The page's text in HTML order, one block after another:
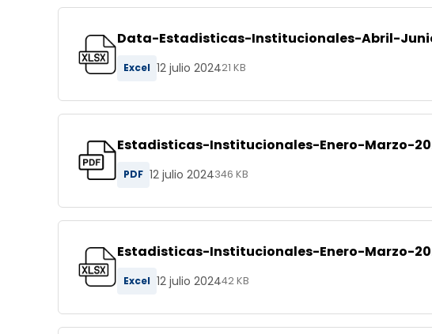
Data-Estadisticas-Institucionales-Abril-
Excel 12 julio 202421 KB
Estadisticas-Institucionales-Enero-Marzo-
PDF 12 julio 2024346 KB
Estadisticas-Institucionales-Enero-Marzo-
Excel 12 julio 202442 KB